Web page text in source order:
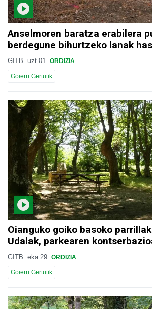
Anselmoren baratza erabilera
berdegune bihurtzeko lanak
GITB uzt 01 ORDIZIA
Goierri Gertutik
Oianguko goiko basoko
Udalak, parkearen
GITB eka 29 ORDIZIA
Goierri Gertutik